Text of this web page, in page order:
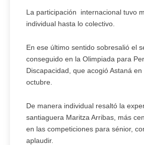
La participación internacional tuvo
individual hasta lo colectivo.
En ese último sentido sobresalió el
conseguido en la Olimpiada para
Discapacidad, que acogió Astaná en
octubre.
De manera individual resaltó la
santiaguera Maritza Arribas, más
en las competiciones para sénior,
aplaudir.